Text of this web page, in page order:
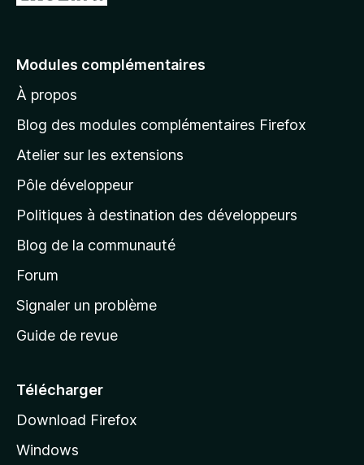
e
à
l
p
a
g
d
a
c
e
l
d
Modules complémentaires
À propos
Blog des modules complémentaires Firefox
Atelier sur les extensions
Pôle développeur
Politiques à destination des développeurs
Blog de la communauté
Forum
Signaler un problème
Guide de revue
Télécharger
Download Firefox
Windows